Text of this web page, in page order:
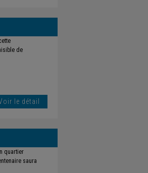
de
le détail
quartier
saura